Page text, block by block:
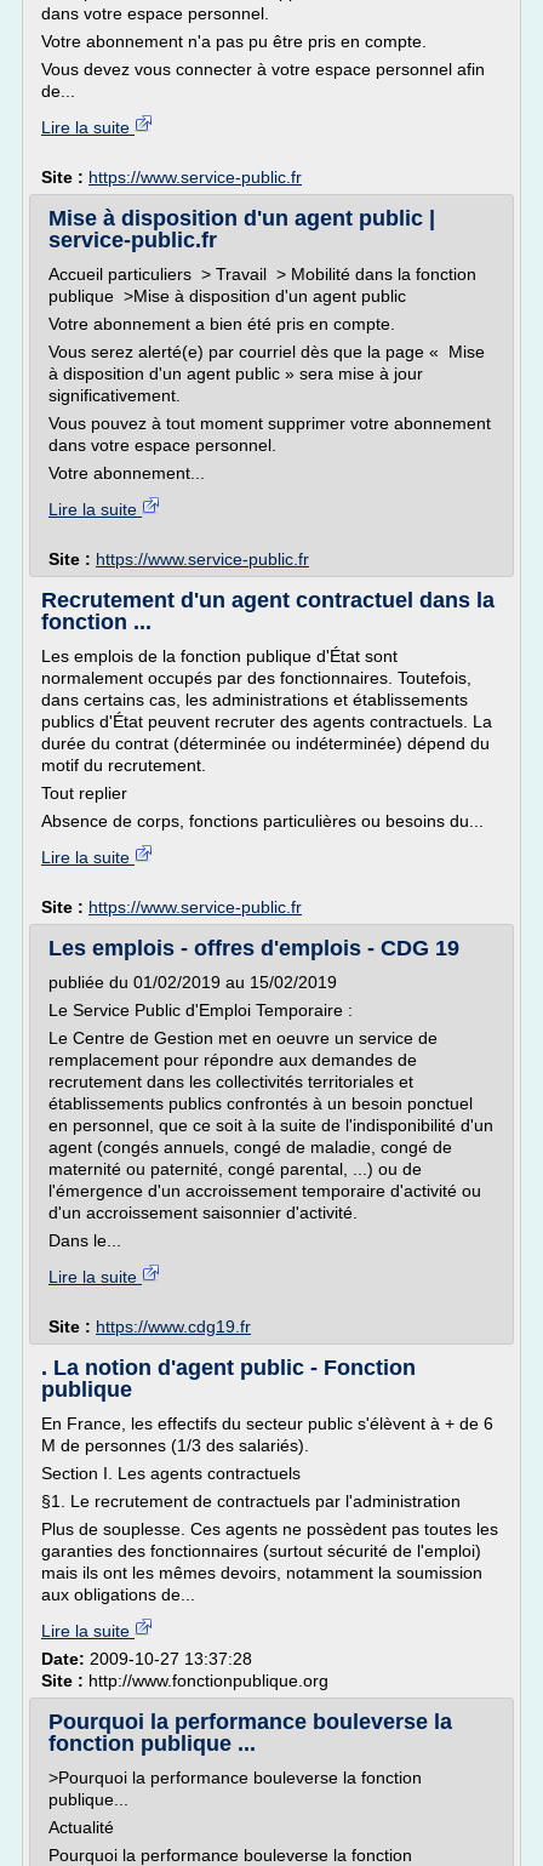
dans votre espace personnel.
Votre abonnement n'a pas pu être pris en compte.
Vous devez vous connecter à votre espace personnel afin
de...
Lire la suite
Site : https://www.service-public.fr
Mise à disposition d'un agent public |
service-public.fr
Accueil particuliers > Travail > Mobilité dans la fonction
publique >Mise à disposition d'un agent public
Votre abonnement a bien été pris en compte.
Vous serez alerté(e) par courriel dès que la page « Mise
à disposition d'un agent public » sera mise à jour
significativement.
Vous pouvez à tout moment supprimer votre abonnement
dans votre espace personnel.
Votre abonnement...
Lire la suite
Site : https://www.service-public.fr
Recrutement d'un agent contractuel dans la
fonction ...
Les emplois de la fonction publique d'État sont
normalement occupés par des fonctionnaires. Toutefois,
dans certains cas, les administrations et établissements
publics d'État peuvent recruter des agents contractuels. La
durée du contrat (déterminée ou indéterminée) dépend du
motif du recrutement.
Tout replier
Absence de corps, fonctions particulières ou besoins du...
Lire la suite
Site : https://www.service-public.fr
Les emplois - offres d'emplois - CDG 19
publiée du 01/02/2019 au 15/02/2019
Le Service Public d'Emploi Temporaire :
Le Centre de Gestion met en oeuvre un service de
remplacement pour répondre aux demandes de
recrutement dans les collectivités territoriales et
établissements publics confrontés à un besoin ponctuel
en personnel, que ce soit à la suite de l'indisponibilité d'un
agent (congés annuels, congé de maladie, congé de
maternité ou paternité, congé parental, ...) ou de
l'émergence d'un accroissement temporaire d'activité ou
d'un accroissement saisonnier d'activité.
Dans le...
Lire la suite
Site : https://www.cdg19.fr
. La notion d'agent public - Fonction
publique
En France, les effectifs du secteur public s'élèvent à + de 6
M de personnes (1/3 des salariés).
Section I. Les agents contractuels
§1. Le recrutement de contractuels par l'administration
Plus de souplesse. Ces agents ne possèdent pas toutes les
garanties des fonctionnaires (surtout sécurité de l'emploi)
mais ils ont les mêmes devoirs, notamment la soumission
aux obligations de...
Lire la suite
Date: 2009-10-27 13:37:28
Site : http://www.fonctionpublique.org
Pourquoi la performance bouleverse la
fonction publique ...
>Pourquoi la performance bouleverse la fonction
publique...
Actualité
Pourquoi la performance bouleverse la fonction